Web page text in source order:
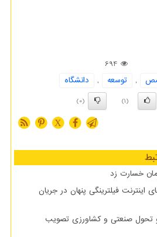
694
, توسعه ,
دانشگاه
(1)
(0)
X
فیلترینگی پنهان در جریان
تحول صنعتی و کشاورزی تصویب